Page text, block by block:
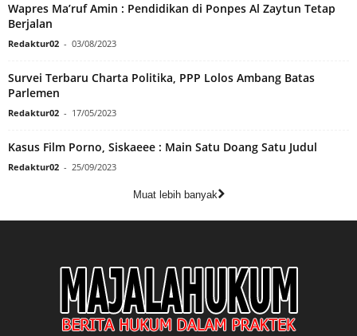
Wapres Ma’ruf Amin : Pendidikan di Ponpes Al Zaytun Tetap
Berjalan
Redaktur02 - 03/08/2023
Survei Terbaru Charta Politika, PPP Lolos Ambang Batas
Parlemen
Redaktur02 - 17/05/2023
Kasus Film Porno, Siskaeee : Main Satu Doang Satu Judul
Redaktur02 - 25/09/2023
Muat lebih banyak